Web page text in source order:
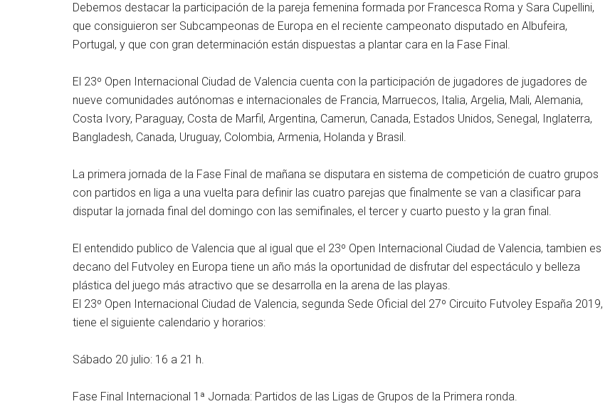
Debemos destacar la participación de la pareja femenina formada por Francesca Roma y Sara Cupellini,
que consiguieron ser Subcampeonas de Europa en el reciente campeonato disputado en Albufeira,
Portugal, y que con gran determinación están dispuestas a plantar cara en la Fase Final.
El 23º Open Internacional Ciudad de Valencia cuenta con la participación de jugadores de jugadores de
nueve comunidades autónomas e internacionales de Francia, Marruecos, Italia, Argelia, Mali, Alemania,
Costa Ivory, Paraguay, Costa de Marfil, Argentina, Camerun, Canada, Estados Unidos, Senegal, Inglaterra,
Bangladesh, Canada, Uruguay, Colombia, Armenia, Holanda y Brasil.
La primera jornada de la Fase Final de mañana se disputara en sistema de competición de cuatro grupos
con partidos en liga a una vuelta para definir las cuatro parejas que finalmente se van a clasificar para
disputar la jornada final del domingo con las semifinales, el tercer y cuarto puesto y la gran final.
El entendido publico de Valencia que al igual que el 23º Open Internacional Ciudad de Valencia, tambien es
decano del Futvoley en Europa tiene un año más la oportunidad de disfrutar del espectáculo y belleza
plástica del juego más atractivo que se desarrolla en la arena de las playas.
El 23º Open Internacional Ciudad de Valencia, segunda Sede Oficial del 27º Circuito Futvoley España 2019,
tiene el siguiente calendario y horarios:
Sábado 20 julio: 16 a 21 h.
Fase Final Internacional 1ª Jornada: Partidos de las Ligas de Grupos de la Primera ronda.